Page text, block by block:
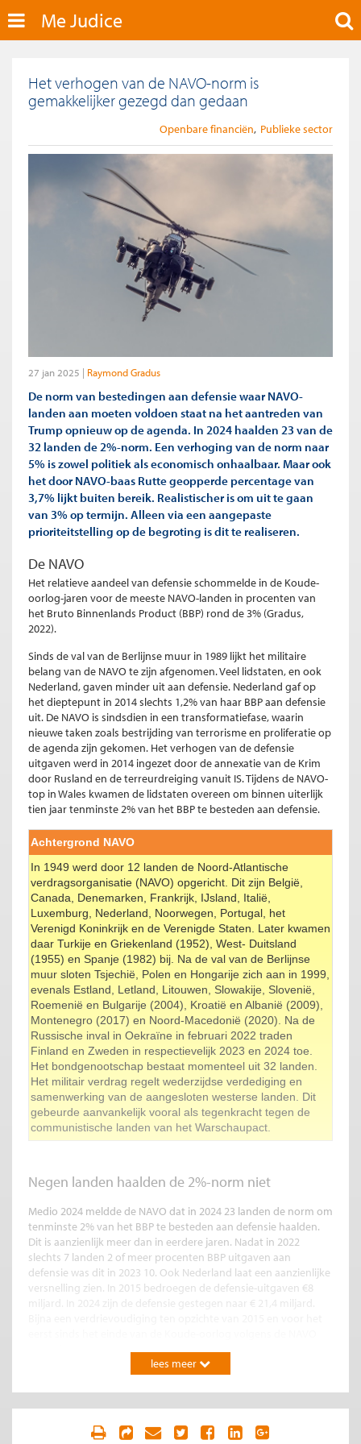
Me Judice
Het verhogen van de NAVO-norm is
gemakkelijker gezegd dan gedaan
Openbare financiën Publieke sector
27 jan 2025 Raymond Gradus
De norm van bestedingen aan defensie waar NAVO-
landen aan moeten voldoen staat na het aantreden van
Trump opnieuw op de agenda. In 2024 haalden 23 van de
32 landen de 2%-norm. Een verhoging van de norm naar
5% is zowel politiek als economisch onhaalbaar. Maar ook
het door NAVO-baas Rutte geopperde percentage van
3,7% lijkt buiten bereik. Realistischer is om uit te gaan
van 3% op termijn. Alleen via een aangepaste
prioriteitstelling op de begroting is dit te realiseren.
De NAVO
Het relatieve aandeel van defensie schommelde in de Koude-
oorlog-jaren voor de meeste NAVO-landen in procenten van
het Bruto Binnenlands Product (BBP) rond de 3% (Gradus,
2022).
Sinds de val van de Berlijnse muur in 1989 lijkt het militaire
belang van de NAVO te zijn afgenomen. Veel lidstaten, en ook
Nederland, gaven minder uit aan defensie. Nederland gaf op
het dieptepunt in 2014 slechts 1,2% van haar BBP aan defensie
uit. De NAVO is sindsdien in een transformatiefase, waarin
nieuwe taken zoals bestrijding van terrorisme en proliferatie op
de agenda zijn gekomen. Het verhogen van de defensie
uitgaven werd in 2014 ingezet door de annexatie van de Krim
door Rusland en de terreurdreiging vanuit IS. Tijdens de NAVO-
top in Wales kwamen de lidstaten overeen om binnen uiterlijk
tien jaar tenminste 2% van het BBP te besteden aan defensie.
Achtergrond NAVO
In 1949 werd door 12 landen de Noord-Atlantische
verdragsorganisatie (NAVO) opgericht. Dit zijn België,
Canada, Denemarken, Frankrijk, IJsland, Italië,
Luxemburg, Nederland, Noorwegen, Portugal, het
Verenigd Koninkrijk en de Verenigde Staten. Later kwamen
daar Turkije en Griekenland (1952), West- Duitsland
(1955) en Spanje (1982) bij. Na de val van de Berlijnse
muur sloten Tsjechië, Polen en Hongarije zich aan in 1999,
evenals Estland, Letland, Litouwen, Slowakije, Slovenië,
Roemenië en Bulgarije (2004), Kroatië en Albanië (2009),
Montenegro (2017) en Noord-Macedonië (2020). Na de
Russische inval in Oekraïne in februari 2022 traden
Finland en Zweden in respectievelijk 2023 en 2024 toe.
Het bondgenootschap bestaat momenteel uit 32 landen.
Het militair verdrag regelt wederzijdse verdediging en
samenwerking van de aangesloten westerse landen. Dit
gebeurde aanvankelijk vooral als tegenkracht tegen de
communistische landen van het Warschaupact.
Negen landen haalden de 2%-norm niet
Medio 2024 meldde de NAVO dat in 2024 23 landen de norm om
tenminste 2% van het BBP te besteden aan defensie haalden.
Dit is aanzienlijk meer dan in eerdere jaren. Nadat in 2022
slechts 7 landen 2 of meer procenten BBP uitgaven aan
defensie was dit in 2023 10. Ook Nederland laat een aanzienlijke
versnelling zien. In 2015 bedroegen de defensie-uitgaven €8
miljard. In 2024 zijn de defensie gestegen naar € 21,4 miljard.
In figuur 1 zijn op basis van de gegevens van de NAVO de
defensiequota in 2024 weergegeven.[1]Daarbij wordt
uitgegaan van een raming van de defensie uitgaven en een
lees meer